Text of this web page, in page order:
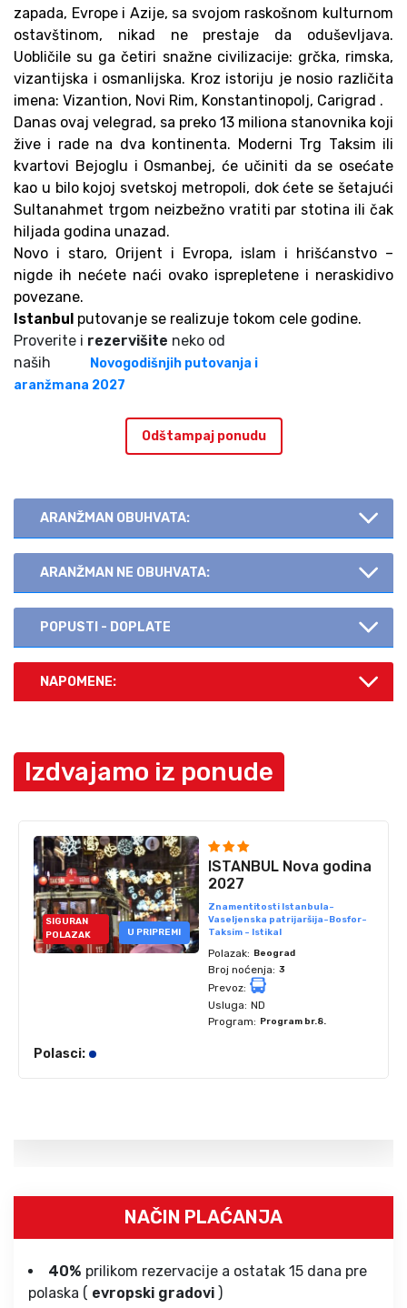
zapada, Evrope i Azije, sa svojom raskošnom kulturnom
ostavštinom, nikad ne prestaje da oduševljava.
Uobličile su ga četiri snažne civilizacije: grčka, rimska,
vizantijska i osmanlijska. Kroz istoriju je nosio različita
imena: Vizantion, Novi Rim, Konstantinopolj, Carigrad .
Danas ovaj velegrad, sa preko 13 miliona stanovnika koji
žive i rade na dva kontinenta. Moderni Trg Taksim ili
kvartovi Bejoglu i Osmanbej, će učiniti da se osećate
kao u bilo kojoj svetskoj metropoli, dok ćete se šetajući
Sultanahmet trgom neizbežno vratiti par stotina ili čak
hiljada godina unazad.
Novo i staro, Orijent i Evropa, islam i hrišćanstvo –
nigde ih nećete naći ovako isprepletene i neraskidivo
povezane.
Istanbul putovanje se realizuje tokom cele godine.
Proverite i rezervišite neko od
naših
Novogodišnjih putovanja i
aranžmana 2027
Odštampaj ponudu
ARANŽMAN OBUHVATA:
ARANŽMAN NE OBUHVATA:
POPUSTI - DOPLATE
NAPOMENE:
Izdvajamo iz ponude
SIGURAN
POLAZAK
U PRIPREMI
ISTANBUL Nova godina
2027
Znamentitosti Istanbula-
Vaseljenska patrijaršija-Bosfor-
Taksim - Istikal
Polazak: Beograd
Broj noćenja: 3
Prevoz:
Usluga: ND
Program: Program br.8.
Polasci:
NAČIN PLAĆANJA
40% prilikom rezervacije a ostatak 15 dana pre
polaska ( evropski gradovi )